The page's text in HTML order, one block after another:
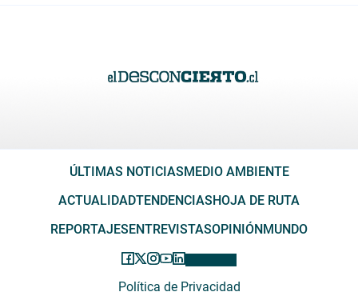
ÚLTIMAS NOTICIAS MEDIO AMBIENTE
ACTUALIDADTENDENCIAS HOJA DE RUTA
REPORTAJES ENTREVISTASOPINIÓN MUNDO
Política de Privacidad